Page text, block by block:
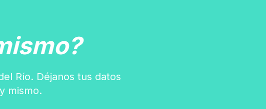
Río. Déjanos tus datos
mismo.